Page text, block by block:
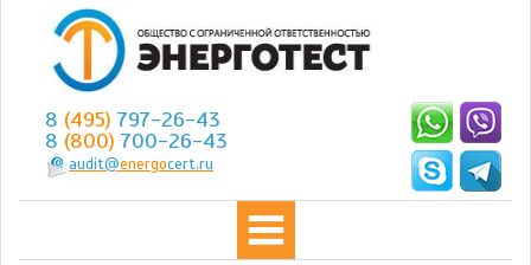
8 (495) 797-26-43
8 (800) 700-26-43
audit@energocert.ru